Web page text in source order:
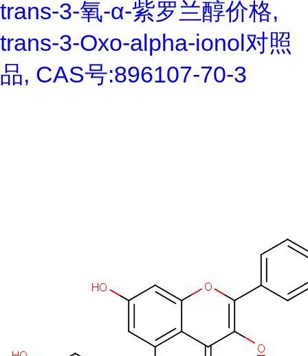
trans-3-氧-α-紫罗兰醇价格,
trans-3-Oxo-alpha-ionol对照
品, CAS号:896107-70-3